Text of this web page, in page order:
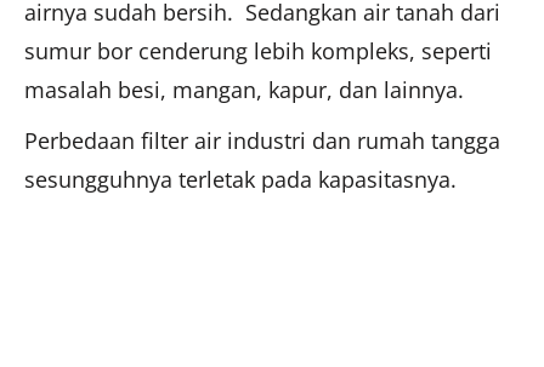
airnya sudah bersih. Sedangkan air tanah dari
sumur bor cenderung lebih kompleks, seperti
masalah besi, mangan, kapur, dan lainnya.
Perbedaan filter air industri dan rumah tangga
sesungguhnya terletak pada kapasitasnya.